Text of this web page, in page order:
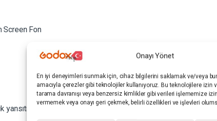
Onayı Yönet
En iyi deneyimleri sunmak için, cihaz bilgilerini saklamak ve/veya
amacıyla çerezler gibi teknolojiler kullanıyoruz. Bu teknolojilere izin
tarama davranışı veya benzersiz kimlikler gibi verileri işlememize
vermemek veya onayı geri çekmek, belirli özellikleri ve işlevleri
Screen Fon
yansıtmayan